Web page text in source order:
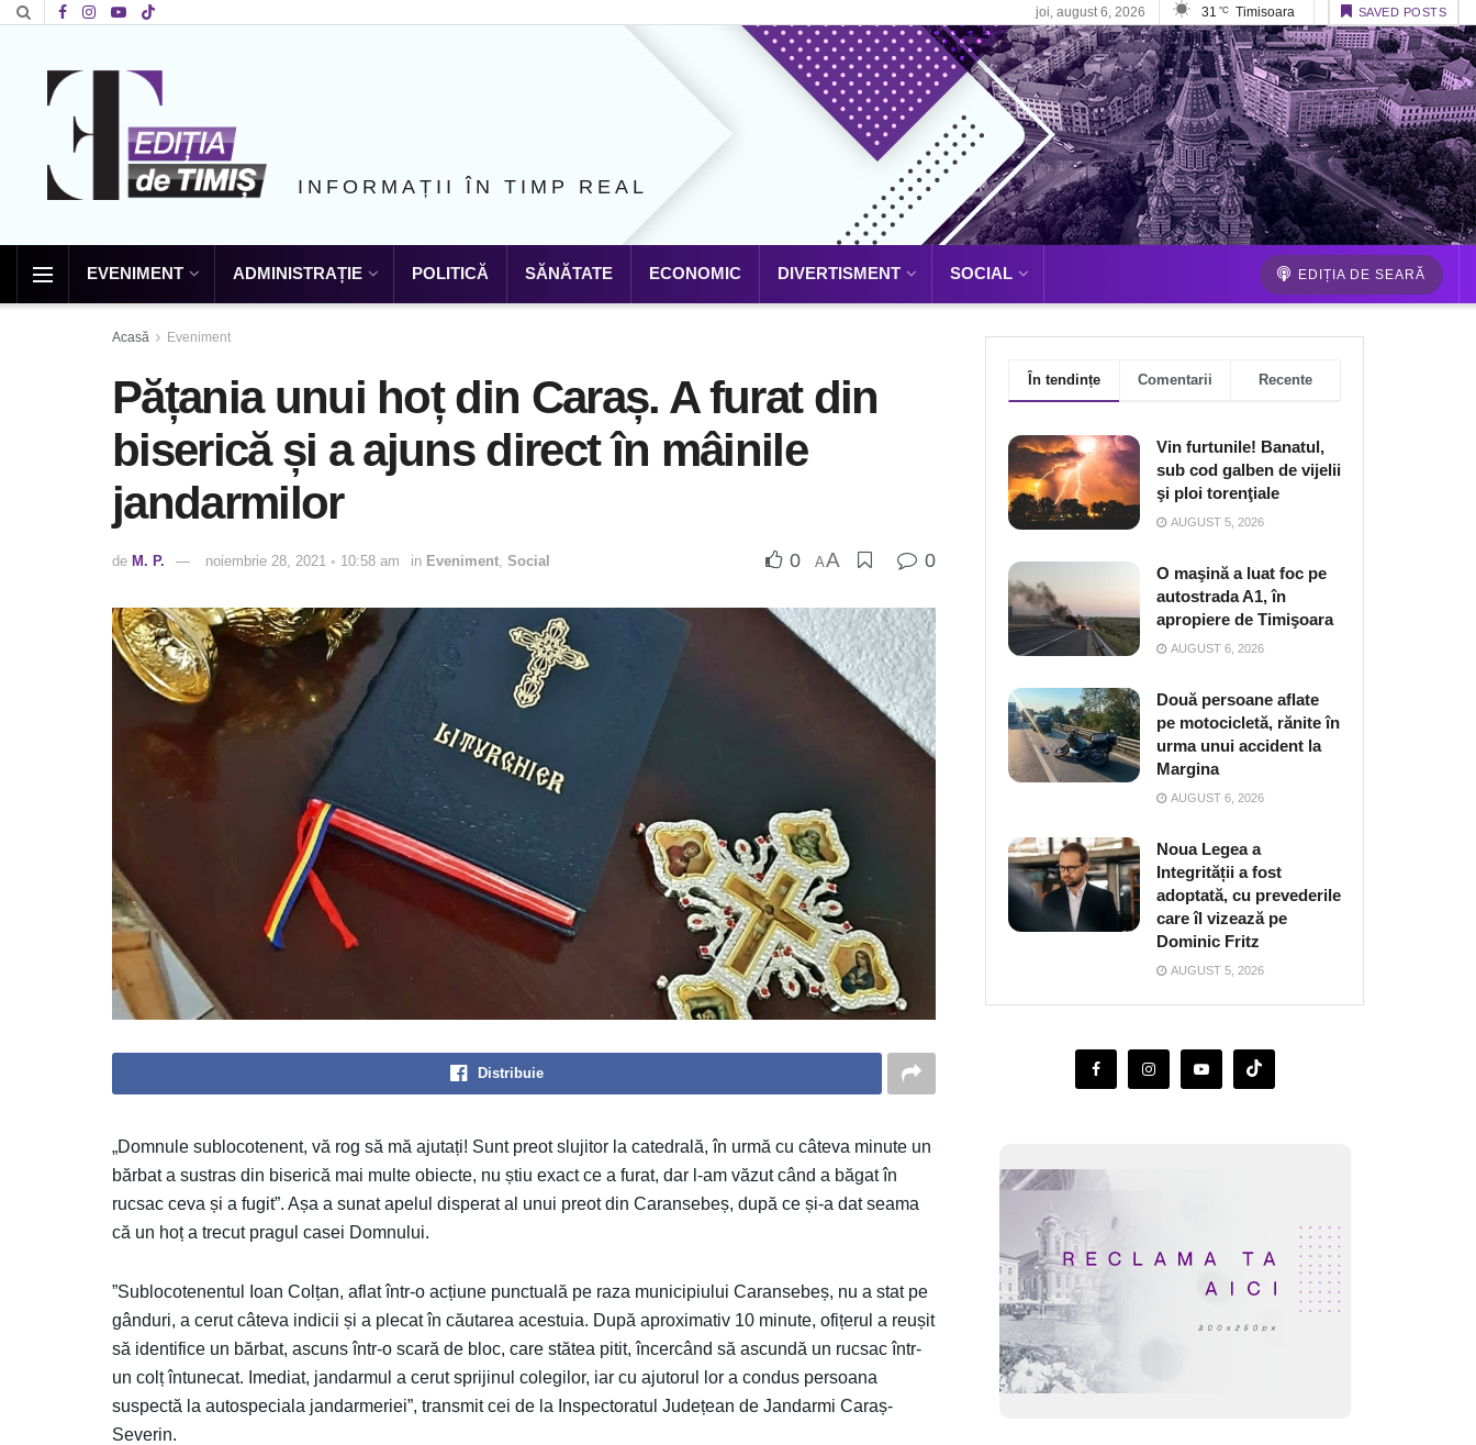
joi, august 6, 2026 31 °C Timisoara SAVED POSTS
INFORMAȚII ÎN TIMP REAL
EVENIMENT ADMINISTRAȚIE POLITICĂ SĂNĂTATE ECONOMIC DIVERTISMENT SOCIAL EDIȚIA DE SEARĂ
Acasă Eveniment
Pățania unui hoț din Caraș. A furat din
biserică și a ajuns direct în mâinile
jandarmilor
de M. P. noiembrie 28, 2021 ◦ 10:58 am in Eveniment Social 0 AA 0
Distribuie
„Domnule sublocotenent, vă rog să mă ajutați! Sunt preot slujitor la catedrală, în urmă cu câteva minute un
bărbat a sustras din biserică mai multe obiecte, nu știu exact ce a furat, dar l-am văzut când a băgat în
rucsac ceva și a fugit”. Așa a sunat apelul disperat al unui preot din Caransebeș, după ce și-a dat seama
că un hoț a trecut pragul casei Domnului.
”Sublocotenentul Ioan Colțan, aflat într-o acțiune punctuală pe raza municipiului Caransebeș, nu a stat pe
gânduri, a cerut câteva indicii și a plecat în căutarea acestuia. După aproximativ 10 minute, ofițerul a reușit
să identifice un bărbat, ascuns într-o scară de bloc, care stătea pitit, încercând să ascundă un rucsac într-
un colț întunecat. Imediat, jandarmul a cerut sprijinul colegilor, iar cu ajutorul lor a condus persoana
suspectă la autospeciala jandarmeriei”, transmit cei de la Inspectoratul Județean de Jandarmi Caraș-
Severin.
În tendințe Comentarii Recente
Vin furtunile! Banatul,
sub cod galben de vijelii
şi ploi torenţiale
AUGUST 5, 2026
O maşină a luat foc pe
autostrada A1, în
apropiere de Timişoara
AUGUST 6, 2026
Două persoane aflate
pe motocicletă, rănite în
urma unui accident la
Margina
AUGUST 6, 2026
Noua Legea a
Integrității a fost
adoptată, cu prevederile
care îl vizează pe
Dominic Fritz
AUGUST 5, 2026